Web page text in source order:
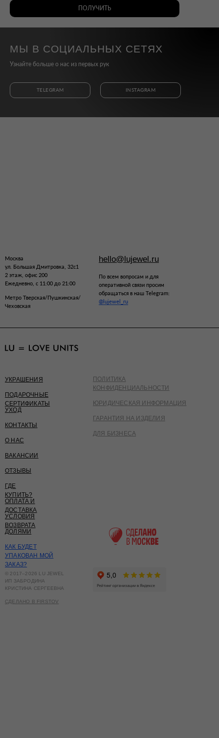
ПОЛУЧИТЬ
МЫ В СОЦИАЛЬНЫХ СЕТЯХ
Узнайте больше о нас из первых рук
TELEGRAM INSTAGRAM
По всем вопросам и для
оперативной связи просим
обращаться в наш Telegram:
@lujewel_ru
Москва
ул. Большая Дмитровка, 32с1
2 этаж, офис 200
Ежедневно, с 11:00 до 21:00
hello@lujewel.ru
Метро Тверская/Пушкинская/
Чеховская
ПОЛИТИКА
КОНФИДЕНЦИАЛЬНОСТИ
ЮРИДИЧЕСКАЯ ИНФОРМАЦИЯ
ГАРАНТИЯ НА ИЗДЕЛИЯ
ДЛЯ БИЗНЕСА
© 2017–2026 LU JEWEL
ИП ЗАБРОДИНА
КРИСТИНА СЕРГЕЕВНА
СДЕЛАНО В FIRSTOV
УКРАШЕНИЯ
ПОДАРОЧНЫЕ
СЕРТИФИКАТЫ
КОНТАКТЫ
О НАС
ОПЛАТА И
ДОСТАВКА
УСЛОВИЯ
ВОЗВРАТА
УХОД
ОТЗЫВЫ
ГДЕ
КУПИТЬ?
КАК БУДЕТ
УПАКОВАН МОЙ
ЗАКАЗ?
ВАКАНСИИ
ДОЛЯМИ